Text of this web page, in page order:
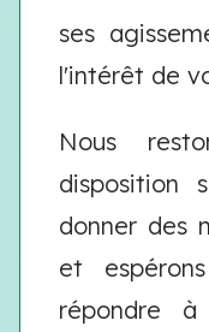
ses
l'intérêt de
Nous
disposition
donner des
et
répondre